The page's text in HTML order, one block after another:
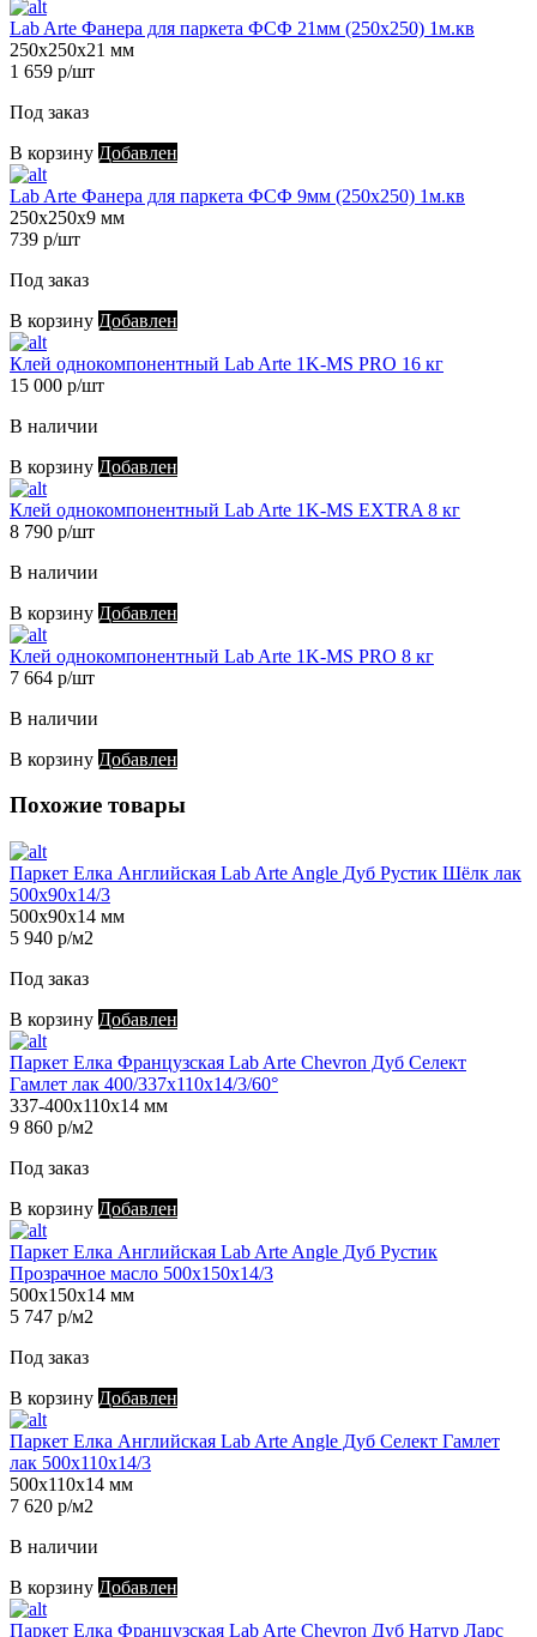
Lab Arte Фанера для паркета ФСФ 21мм (250х250) 1м.кв
250х250х21 мм
1 659 р/шт
Под заказ
В корзину Добавлен
Lab Arte Фанера для паркета ФСФ 9мм (250х250) 1м.кв
250х250х9 мм
739 р/шт
Под заказ
В корзину Добавлен
Клей однокомпонентный Lab Arte 1K-MS PRO 16 кг
15 000 р/шт
В наличии
В корзину Добавлен
Клей однокомпонентный Lab Arte 1K-MS EXTRA 8 кг
8 790 р/шт
В наличии
В корзину Добавлен
Клей однокомпонентный Lab Arte 1K-MS PRO 8 кг
7 664 р/шт
В наличии
В корзину Добавлен
Похожие товары
Паркет Елка Английская Lab Arte Angle Дуб Рустик Шёлк лак
500х90х14/3
500х90х14 мм
5 940 р/м2
Под заказ
В корзину Добавлен
Паркет Елка Французская Lab Arte Chevron Дуб Селект
Гамлет лак 400/337х110х14/3/60°
337-400х110х14 мм
9 860 р/м2
Под заказ
В корзину Добавлен
Паркет Елка Английская Lab Arte Angle Дуб Рустик
Прозрачное масло 500х150х14/3
500х150х14 мм
5 747 р/м2
Под заказ
В корзину Добавлен
Паркет Елка Английская Lab Arte Angle Дуб Селект Гамлет
лак 500х110х14/3
500х110х14 мм
7 620 р/м2
В наличии
В корзину Добавлен
Паркет Елка Французская Lab Arte Chevron Дуб Натур Ларс